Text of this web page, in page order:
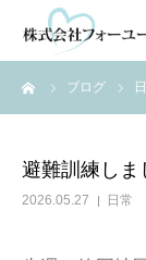
ブログ
避難訓練しま
2026.05.27 日常
HOME